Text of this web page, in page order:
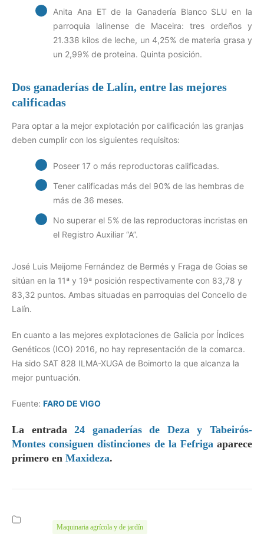
Anita Ana ET de la Ganadería Blanco SLU en la
parroquia lalinense de Maceira: tres ordeños y
21.338 kilos de leche, un 4,25% de materia grasa y
un 2,99% de proteína. Quinta posición.
Dos ganaderías de Lalín, entre las mejores
calificadas
Para optar a la mejor explotación por calificación las granjas
deben cumplir con los siguientes requisitos:
Poseer 17 o más reproductoras calificadas.
Tener calificadas más del 90% de las hembras de
más de 36 meses.
No superar el 5% de las reproductoras incristas en
el Registro Auxiliar “A”.
José Luis Meijome Fernández de Bermés y Fraga de Goias se
sitúan en la 11ª y 19ª posición respectivamente con 83,78 y
83,32 puntos. Ambas situadas en parroquias del Concello de
Lalín.
En cuanto a las mejores explotaciones de Galicia por Índices
Genéticos (ICO) 2016, no hay representación de la comarca.
Ha sido SAT 828 ILMA-XUGA de Boimorto la que alcanza la
mejor puntuación.
Fuente: FARO DE VIGO
La entrada24 ganaderías de Deza y Tabeirós-
Montes consiguen distinciones de la Fefrigaaparece
primero en Maxideza.
Maquinaria agrícola y de jardín